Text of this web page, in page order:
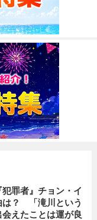
罪者』チョン・イ
は？ 「滝川という
えたことは運が良